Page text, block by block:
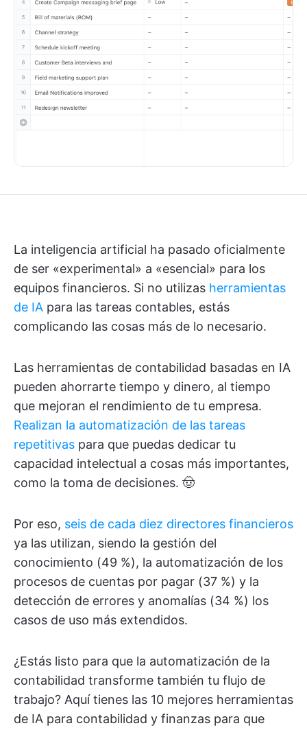
La inteligencia artificial ha pasado oficialmente
de ser «experimental» a «esencial» para los
equipos financieros. Si no utilizas herramientas
de IA para las tareas contables, estás
complicando las cosas más de lo necesario.
Las herramientas de contabilidad basadas en IA
pueden ahorrarte tiempo y dinero, al tiempo
que mejoran el rendimiento de tu empresa.
Realizan la automatización de las tareas
repetitivas para que puedas dedicar tu
capacidad intelectual a cosas más importantes,
como la toma de decisiones. 🤠
Por eso, seis de cada diez directores financieros
ya las utilizan, siendo la gestión del
conocimiento (49 %), la automatización de los
procesos de cuentas por pagar (37 %) y la
detección de errores y anomalías (34 %) los
casos de uso más extendidos.
¿Estás listo para que la automatización de la
contabilidad transforme también tu flujo de
trabajo? Aquí tienes las 10 mejores herramientas
de IA para contabilidad y finanzas para que